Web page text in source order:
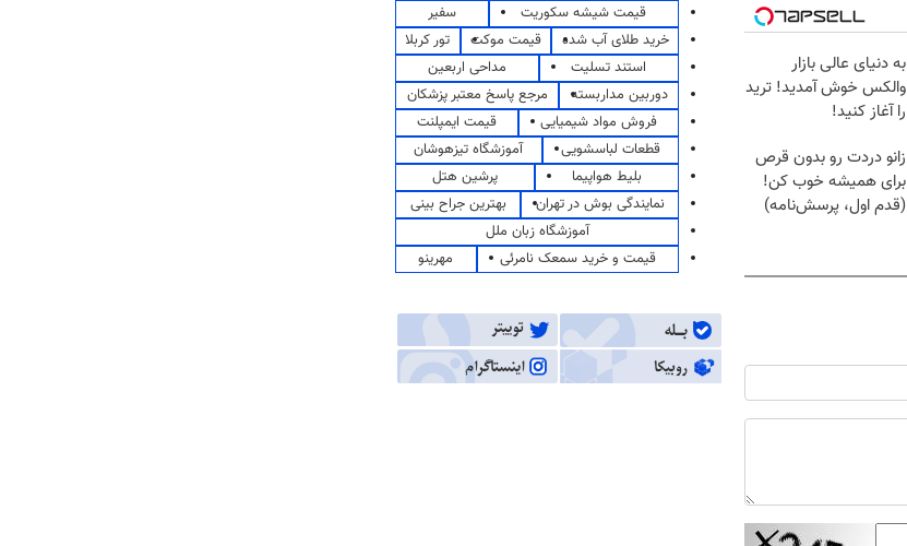
به دنیای عالی بازار
والکس خوش آمدید! ترید
را آغاز کنید!
زانو دردت رو بدون قرص
برای همیشه خوب کن!
(قدم اول، پرسش‌نامه)
قیمت شیشه سکوریت
سفیر
خرید طلای آب شده
قیمت موکت
تور کربلا
استند تسلیت
مداحی اربعین
دوربین مداربسته
مرجع پاسخ معتبر پزشکان
فروش مواد شیمیایی
قیمت ایمپلنت
قطعات لباسشویی
آموزشگاه تیزهوشان
بلیط هواپیما
پرشین هتل
نمایندگی بوش در تهران
بهترین جراح بینی
آموزشگاه زبان ملل
قیمت و خرید سمعک نامرئی
مهرینو